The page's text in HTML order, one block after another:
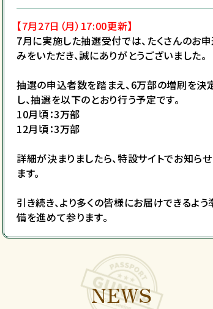
【7月27日 （月）17:00更新】
7月に実施した抽選受付では、たくさんのお
みをいただき、誠にありがとうございました。
抽選の申込者数を踏まえ、6万部の増刷を決
し、抽選を以下のとおり行う予定です。
10月頃：3万部
12月頃：3万部
詳細が決まりましたら、特設サイトでお知ら
ます。
引き続き、より多くの皆様にお届けできるよう
備を進めて参ります。
NEWS